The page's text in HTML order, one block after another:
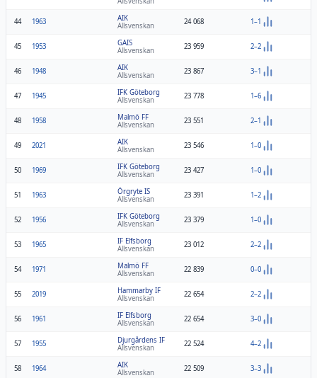
44 1963
AIK
Allsvenskan
24 068 1–1
45 1953
GAIS
Allsvenskan
23 959 2–2
46 1948
AIK
Allsvenskan
23 867 3–1
47 1945
IFK Göteborg
Allsvenskan
23 778 1–6
48 1958
Malmö FF
Allsvenskan
23 551 2–1
49 2021
AIK
Allsvenskan
23 546 1–0
50 1969
IFK Göteborg
Allsvenskan
23 427 1–0
51 1963
Örgryte IS
Allsvenskan
23 391 1–2
52 1956
IFK Göteborg
Allsvenskan
23 379 1–0
53 1965
IF Elfsborg
Allsvenskan
23 012 2–2
54 1971
Malmö FF
Allsvenskan
22 839 0–0
55 2019
Hammarby IF
Allsvenskan
22 654 2–2
56 1961
IF Elfsborg
Allsvenskan
22 654 3–0
57 1955
Djurgårdens IF
Allsvenskan
22 524 4–2
58 1964
AIK
Allsvenskan
22 509 3–3